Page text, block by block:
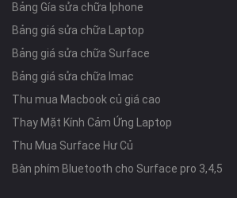
Bảng Gía sửa chữa Iphone
Bảng giá sửa chữa Laptop
Bảng giá sửa chữa Surface
Bảng giá sửa chữa Imac
Thu mua Macbook củ giá cao
Thay Mặt Kính Cảm Ứng Laptop
Thu Mua Surface Hư Củ
Bàn phím Bluetooth cho Surface pro 3,4,5